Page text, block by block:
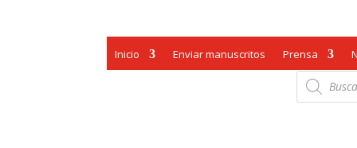
Inicio Enviar manuscritos Prensa
Búsqueda
de
productos